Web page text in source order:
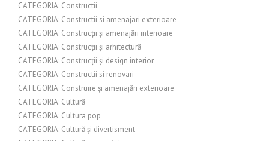
CATEGORIA: Constructii
CATEGORIA: Constructii si amenajari exterioare
CATEGORIA: Construcții și amenajări interioare
CATEGORIA: Construcții și arhitectură
CATEGORIA: Construcții și design interior
CATEGORIA: Constructii si renovari
CATEGORIA: Construire și amenajări exterioare
CATEGORIA: Cultură
CATEGORIA: Cultura pop
CATEGORIA: Cultură și divertisment